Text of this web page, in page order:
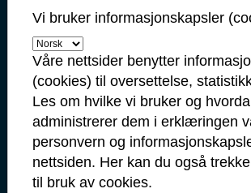
Kommunenummer: 3105
Min side
Ansattportal
Vakt- og nødtelefoner
Politi: 112
Brann: 110
Ambulanse: 113
Vi bruker informasjonskapsler
Våre nettsider benytter
(cookies) til oversettelse,
Les om hvilke vi bruker og
administrerer dem i erklæringen
personvern og
nettsiden. Her kan du også
til bruk av cookies.